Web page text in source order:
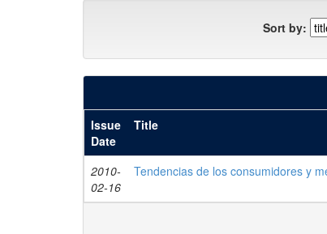
Sort by:
Issue
Date
Title
2010-
02-16
Tendencias de los consumidores y